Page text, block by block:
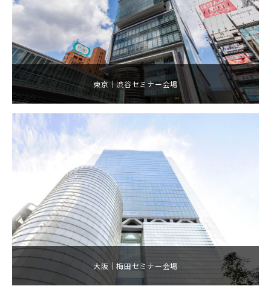
東京｜渋谷セミナー会場
大阪｜梅田セミナー会場